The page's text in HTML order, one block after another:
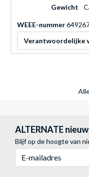
Gewicht
WEEE-nummer
Verantwoordelijke
ALTERNATE
Blijf op de hoogte van